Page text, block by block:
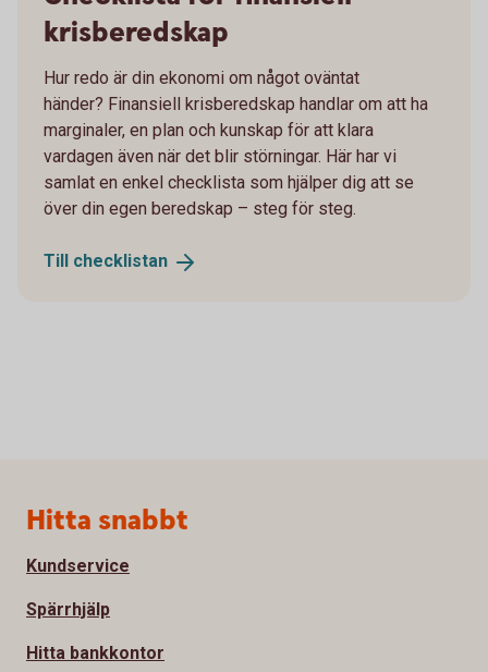
krisberedskap
Hur redo är din ekonomi om något oväntat
händer? Finansiell krisberedskap handlar om att ha
marginaler, en plan och kunskap för att klara
vardagen även när det blir störningar. Här har vi
samlat en enkel checklista som hjälper dig att se
över din egen beredskap – steg för steg.
Till checklistan
Sidfot
Hitta snabbt
Kundservice
Spärrhjälp
Hitta bankkontor